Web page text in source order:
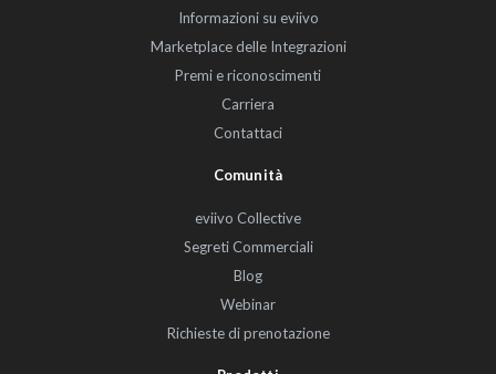
Informazioni su eviivo
Marketplace delle Integrazioni
Premi e riconoscimenti
Carriera
Contattaci
Comunità
eviivo Collective
Segreti Commerciali
Blog
Webinar
Richieste di prenotazione